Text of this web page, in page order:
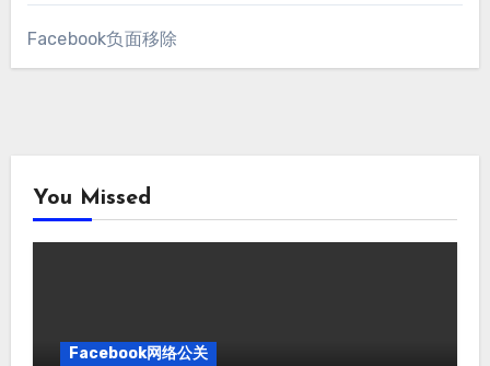
Facebook负面移除
You Missed
Facebook网络公关